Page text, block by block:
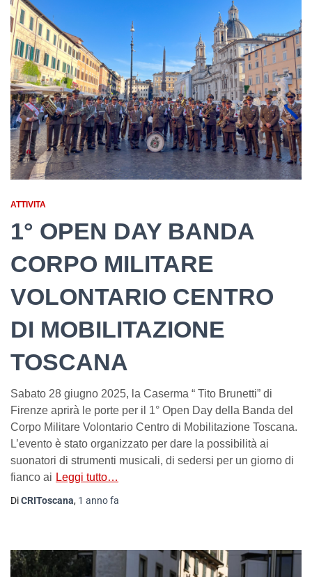
ATTIVITA
1° OPEN DAY BANDA
CORPO MILITARE
VOLONTARIO CENTRO
DI MOBILITAZIONE
TOSCANA
Sabato 28 giugno 2025, la Caserma “ Tito Brunetti” di
Firenze aprirà le porte per il 1° Open Day della Banda del
Corpo Militare Volontario Centro di Mobilitazione Toscana.
L’evento è stato organizzato per dare la possibilità ai
suonatori di strumenti musicali, di sedersi per un giorno di
fianco ai Leggi tutto…
DiCRIToscana, 1 annofa